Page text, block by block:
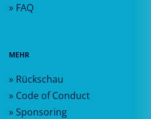
» FAQ
MEHR
» Rückschau
» Code of Conduct
» Sponsoring